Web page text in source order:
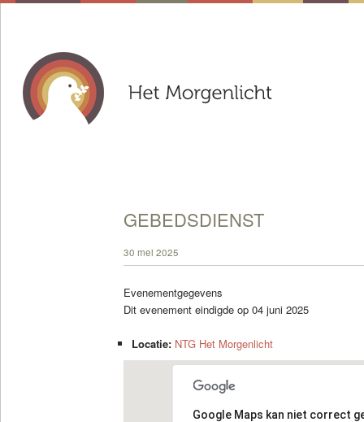
GEBEDSDIENST
30 mei 2025
Evenementgegevens
Dit evenement eindigde op 04 juni 2025
Locatie: NTG Het Morgenlicht
Google Maps kan niet correct